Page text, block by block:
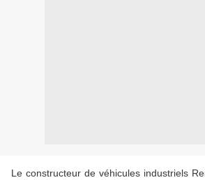
Le constructeur de véhicules industriels